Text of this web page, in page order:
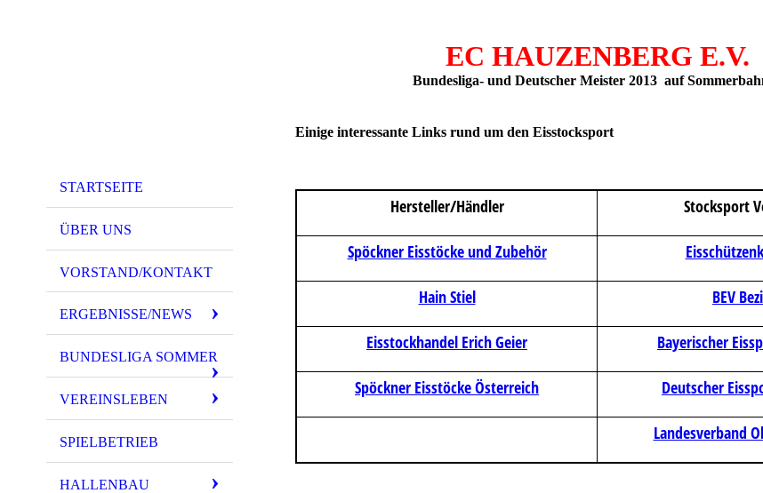
STARTSEITE
ÜBER UNS
VORSTAND/KONTAKT
ERGEBNISSE/NEWS
BUNDESLIGA SOMMER
VEREINSLEBEN
SPIELBETRIEB
HALLENBAU
EC HAUZENBERG E.V.
Bundesliga- und Deutscher Meister 2013 auf
Einige interessante Links rund um den Eisstocksport
Hersteller/Händler Stocksport
Spöckner Eisstöcke und Zubehör
Hain Stiel BEV
Eisstockhandel Erich Geier Bayerischer
Spöckner Eisstöcke Österreich Deutscher
Landesverband